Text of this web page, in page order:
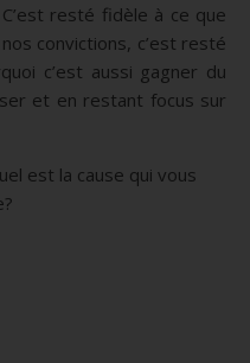
resté fidèle à ce que
convictions, c’est resté
c’est aussi gagner du
et en restant focus sur
est la cause qui vous